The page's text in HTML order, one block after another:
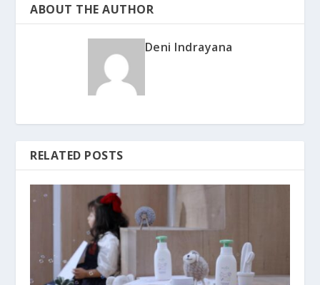
ABOUT THE AUTHOR
Deni Indrayana
RELATED POSTS